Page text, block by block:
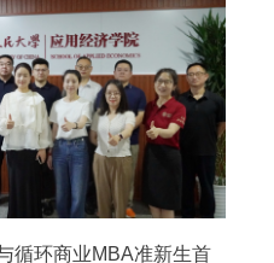
循环商业MBA准新生首